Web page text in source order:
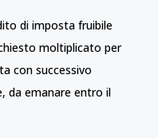
di imposta fruibile
moltiplicato per
con successivo
da emanare entro il